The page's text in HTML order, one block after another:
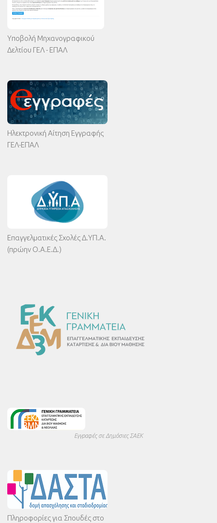
Υποβολή Μηχανογραφικού
Δελτίου ΓΕΛ - ΕΠΑΛ
Ηλεκτρονική Αίτηση Εγγραφής
ΓΕΛ-ΕΠΑΛ
Επαγγελματικές Σχολές Δ.ΥΠ.Α.
(πρώην Ο.Α.Ε.Δ.)
Εγγραφές σε Δημόσιες ΣΑΕΚ
Πληροφορίες για Σπουδές στο